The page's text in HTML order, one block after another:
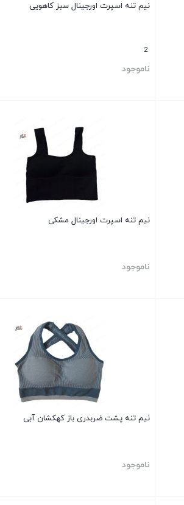
نیم تنه اسپرت اورجینال سبز کاهویی
2
ناموجود
نیم تنه اسپرت اورجینال مشکی
ناموجود
نیم تنه پشت ضربدری باز کهکشان آبی
ناموجود